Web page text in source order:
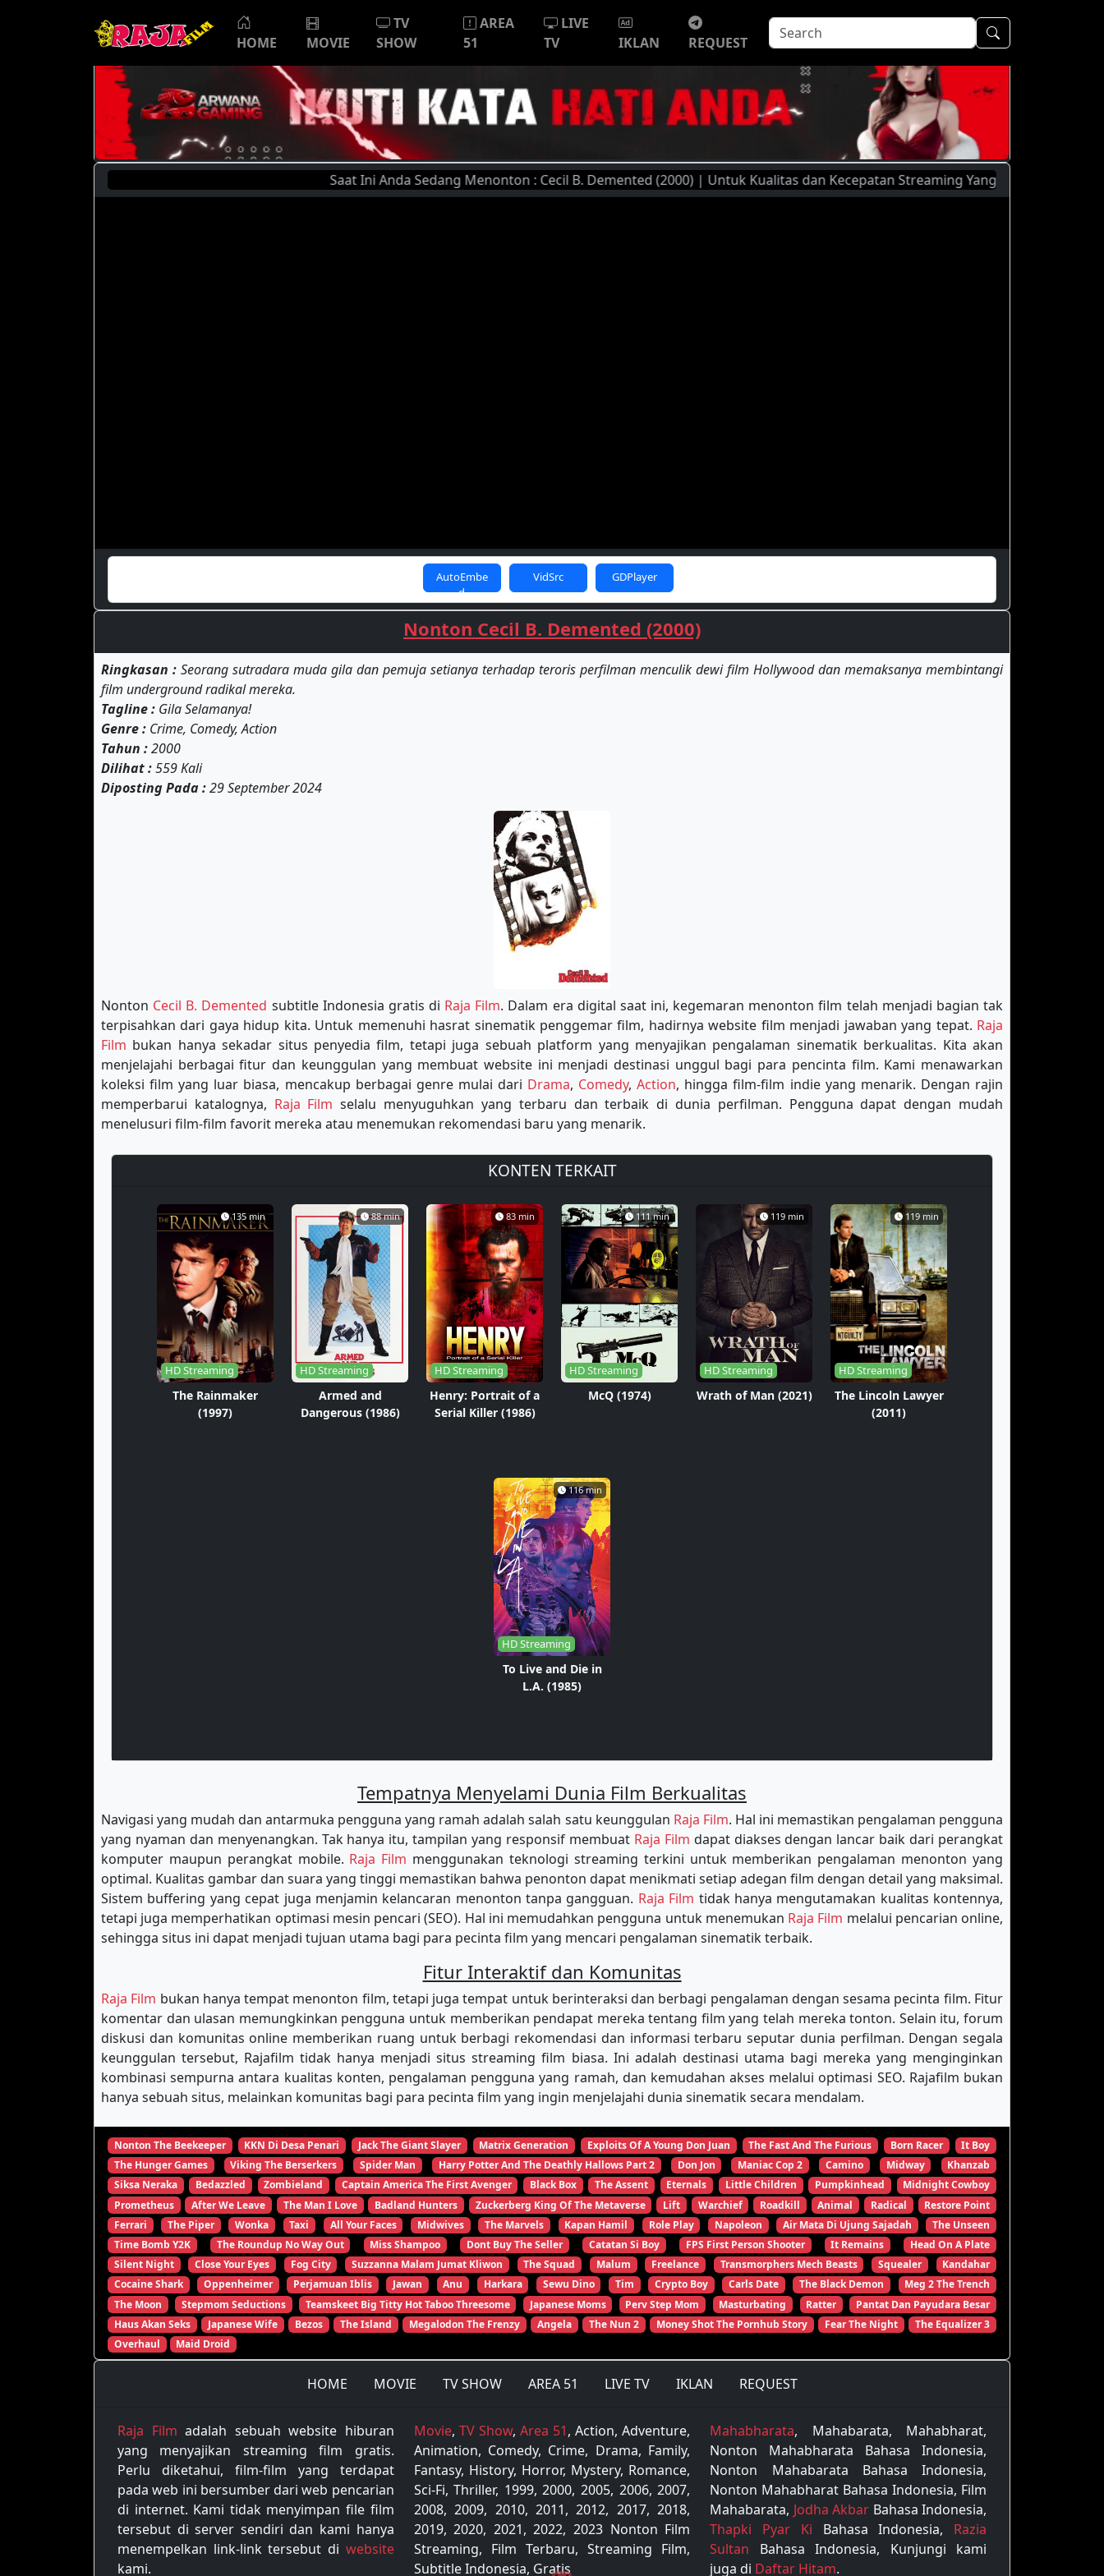
HOME MOVIE
TV
SHOW
AREA
51
LIVE
TV
IKLAN REQUEST
Saat Ini Anda Sedang Menonton : Cecil B. Demented (2000) | Untuk Kualitas dan Kecepatan Streaming Yang Lebih Baik,
AutoEmbe
d
VidSrc GDPlayer
Nonton Cecil B. Demented (2000)
Ringkasan : Seorang sutradara muda gila dan pemuja setianya terhadap teroris perfilman menculik dewi film Hollywood dan memaksanya membintangi
film underground radikal mereka.
Tagline : Gila Selamanya!
Genre : Crime, Comedy, Action
Tahun :2000
Dilihat :559 Kali
Diposting Pada :29 September 2024
Nonton Cecil B. Demented subtitle Indonesia gratis di Raja Film. Dalam era digital saat ini, kegemaran menonton film telah menjadi bagian tak
terpisahkan dari gaya hidup kita. Untuk memenuhi hasrat sinematik penggemar film, hadirnya website film menjadi jawaban yang tepat. Raja
Film bukan hanya sekadar situs penyedia film, tetapi juga sebuah platform yang menyajikan pengalaman sinematik berkualitas. Kita akan
menjelajahi berbagai fitur dan keunggulan yang membuat website ini menjadi destinasi unggul bagi para pencinta film. Kami menawarkan
koleksi film yang luar biasa, mencakup berbagai genre mulai dari Drama, Comedy,Action, hingga film-film indie yang menarik. Dengan rajin
memperbarui katalognya, Raja Film selalu menyuguhkan yang terbaru dan terbaik di dunia perfilman. Pengguna dapat dengan mudah
menelusuri film-film favorit mereka atau menemukan rekomendasi baru yang menarik.
KONTEN TERKAIT
135 min
HD Streaming
The Rainmaker
(1997)
88 min
HD Streaming
Armed and
Dangerous (1986)
83 min
HD Streaming
Henry: Portrait of a
Serial Killer (1986)
111 min
HD Streaming
McQ (1974)
119 min
HD Streaming
Wrath of Man (2021)
119 min
HD Streaming
The Lincoln Lawyer
(2011)
116 min
HD Streaming
To Live and Die in
L.A. (1985)
Tempatnya Menyelami Dunia Film Berkualitas
Navigasi yang mudah dan antarmuka pengguna yang ramah adalah salah satu keunggulan Raja Film. Hal ini memastikan pengalaman pengguna
yang nyaman dan menyenangkan. Tak hanya itu, tampilan yang responsif membuat Raja Film dapat diakses dengan lancar baik dari perangkat
komputer maupun perangkat mobile. Raja Film menggunakan teknologi streaming terkini untuk memberikan pengalaman menonton yang
optimal. Kualitas gambar dan suara yang tinggi memastikan bahwa penonton dapat menikmati setiap adegan film dengan detail yang maksimal.
Sistem buffering yang cepat juga menjamin kelancaran menonton tanpa gangguan. Raja Film tidak hanya mengutamakan kualitas kontennya,
tetapi juga memperhatikan optimasi mesin pencari (SEO). Hal ini memudahkan pengguna untuk menemukan Raja Film melalui pencarian online,
sehingga situs ini dapat menjadi tujuan utama bagi para pecinta film yang mencari pengalaman sinematik terbaik.
Fitur Interaktif dan Komunitas
Raja Film bukan hanya tempat menonton film, tetapi juga tempat untuk berinteraksi dan berbagi pengalaman dengan sesama pecinta film. Fitur
komentar dan ulasan memungkinkan pengguna untuk memberikan pendapat mereka tentang film yang telah mereka tonton. Selain itu, forum
diskusi dan komunitas online memberikan ruang untuk berbagi rekomendasi dan informasi terbaru seputar dunia perfilman. Dengan segala
keunggulan tersebut, Rajafilm tidak hanya menjadi situs streaming film biasa. Ini adalah destinasi utama bagi mereka yang menginginkan
kombinasi sempurna antara kualitas konten, pengalaman pengguna yang ramah, dan kemudahan akses melalui optimasi SEO. Rajafilm bukan
hanya sebuah situs, melainkan komunitas bagi para pecinta film yang ingin menjelajahi dunia sinematik secara mendalam.
Nonton The Beekeeper KKN Di Desa Penari Jack The Giant Slayer Matrix Generation Exploits Of A Young Don Juan The Fast And The Furious Born Racer
It Boy
The Hunger Games
Viking The Berserkers Spider Man Harry Potter And The Deathly Hallows Part 2 Don Jon Maniac Cop 2 Camino Midway
Khanzab
Siksa Neraka
Bedazzled Zombieland Captain America The First Avenger Black Box The Assent Eternals Little Children Pumpkinhead
Midnight Cowboy
Prometheus
After We Leave The Man I Love Badland Hunters Zuckerberg King Of The Metaverse Lift Warchief Roadkill Animal Radical
Restore Point
Ferrari
The Piper Wonka Taxi All Your Faces Midwives The Marvels Kapan Hamil Role Play Napoleon Air Mata Di Ujung Sajadah
The Unseen
Time Bomb Y2K
The Roundup No Way Out Miss Shampoo Dont Buy The Seller Catatan Si Boy FPS First Person Shooter It Remains
Head On A Plate
Silent Night
Close Your Eyes Fog City Suzzanna Malam Jumat Kliwon The Squad Malum Freelance Transmorphers Mech Beasts Squealer
Kandahar
Cocaine Shark
Oppenheimer Perjamuan Iblis Jawan Anu Harkara Sewu Dino Tim Crypto Boy Carls Date The Black Demon
Meg 2 The Trench
The Moon
Stepmom Seductions Teamskeet Big Titty Hot Taboo Threesome Japanese Moms Perv Step Mom Masturbating Ratter
Pantat Dan Payudara Besar
Haus Akan Seks
Japanese Wife Bezos The Island Megalodon The Frenzy Angela The Nun 2 Money Shot The Pornhub Story Fear The Night
The Equalizer 3
Overhaul
Maid Droid
HOME MOVIE TV SHOW AREA 51 LIVE TV IKLAN REQUEST
Raja Film adalah sebuah website hiburan
yang menyajikan streaming film gratis.
Perlu diketahui, film-film yang terdapat
pada web ini bersumber dari web pencarian
di internet. Kami tidak menyimpan file film
tersebut di server sendiri dan kami hanya
menempelkan link-link tersebut di website
kami.
Movie, TV Show, Area 51, Action, Adventure,
Animation, Comedy, Crime, Drama, Family,
Fantasy, History, Horror, Mystery, Romance,
Sci-Fi, Thriller, 1999, 2000, 2005, 2006, 2007,
2008, 2009, 2010, 2011, 2012, 2017, 2018,
2019, 2020, 2021, 2022, 2023 Nonton Film
Streaming, Film Terbaru, Streaming Film,
Subtitle Indonesia, Gratis
Mahabharata, Mahabarata, Mahabharat,
Nonton Mahabharata Bahasa Indonesia,
Nonton Mahabarata Bahasa Indonesia,
Nonton Mahabharat Bahasa Indonesia, Film
Mahabarata, Jodha Akbar Bahasa Indonesia,
Thapki Pyar Ki Bahasa Indonesia, Razia
Sultan Bahasa Indonesia, Kunjungi kami
juga di Daftar Hitam.